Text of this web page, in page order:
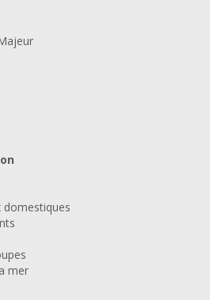
domestiques
mer